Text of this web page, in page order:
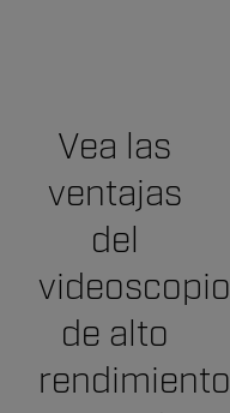
Vea las
ventajas
del
videoscopio
de alto
rendimiento